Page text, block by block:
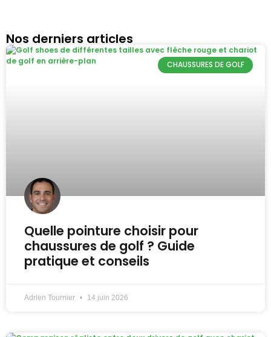
Nos derniers articles
CHAUSSURES DE GOLF
Quelle pointure choisir pour
chaussures de golf ? Guide
pratique et conseils
Adrien Tournier 14 juin 2026